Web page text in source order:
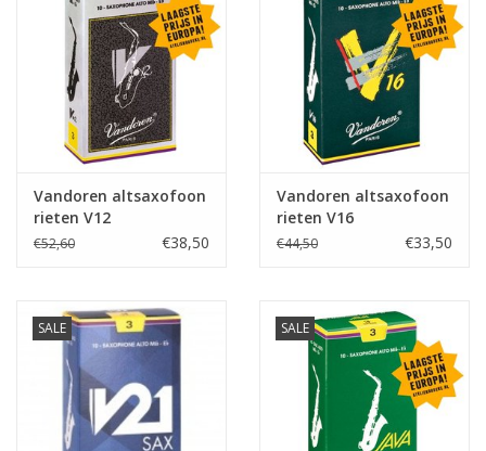
Vandoren altsaxofoon
rieten V12
€52,60 €38,50
Vandoren altsaxofoon
rieten V16
€44,50 €33,50
SALE SALE